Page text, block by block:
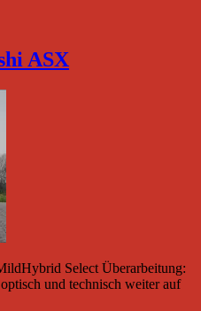
ASX
Select Überarbeitung:
und technisch weiter auf